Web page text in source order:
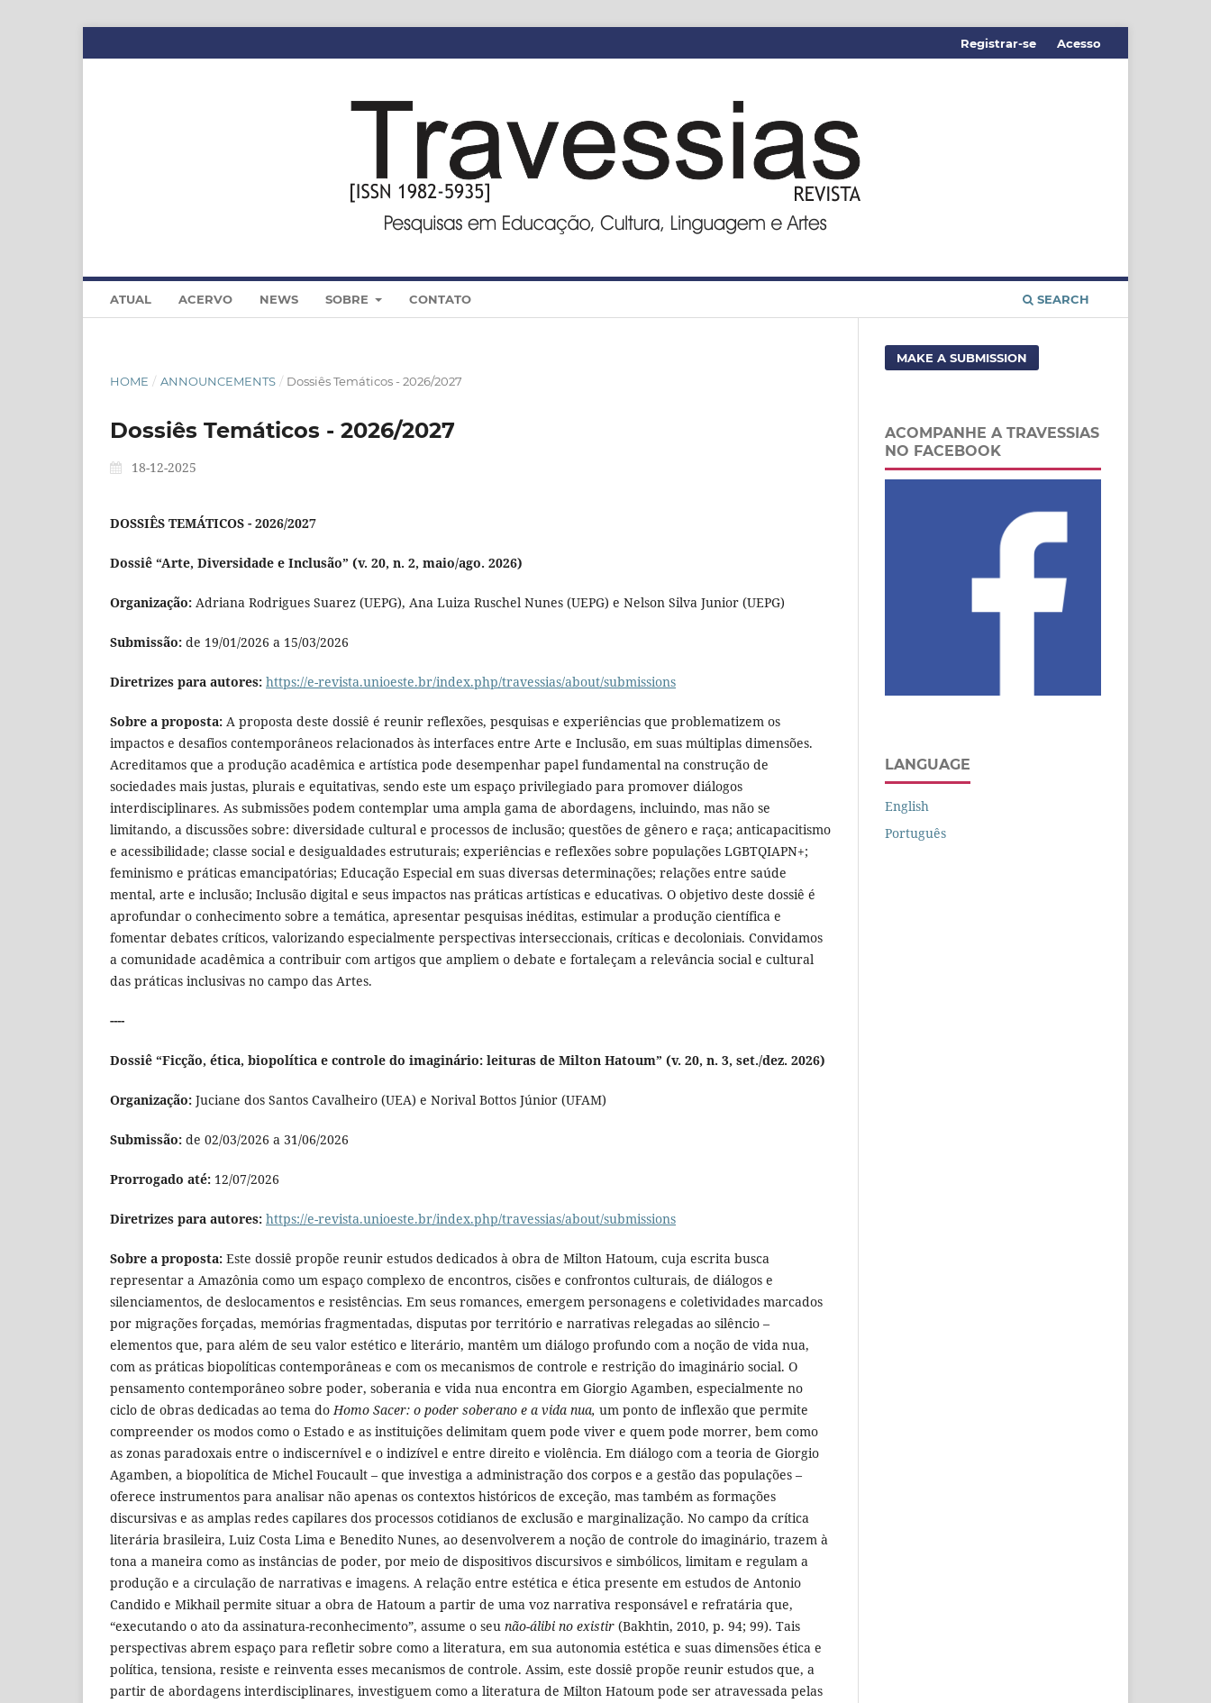
ATUAL ACERVO NEWS SOBRE CONTATO SEARCH
Registrar-se Acesso
HOME / ANNOUNCEMENTS / Dossiês Temáticos - 2026/2027
Dossiês Temáticos - 2026/2027
18-12-2025
DOSSIÊS TEMÁTICOS - 2026/2027
Dossiê “Arte, Diversidade e Inclusão” (v. 20, n. 2, maio/ago. 2026)
Organização: Adriana Rodrigues Suarez (UEPG), Ana Luiza Ruschel Nunes (UEPG) e Nelson Silva Junior (UEPG)
Submissão: de 19/01/2026 a 15/03/2026
Diretrizes para autores: https://e-revista.unioeste.br/index.php/travessias/about/submissions
Sobre a proposta: A proposta deste dossiê é reunir reflexões, pesquisas e experiências que problematizem os
impactos e desafios contemporâneos relacionados às interfaces entre Arte e Inclusão, em suas múltiplas dimensões.
Acreditamos que a produção acadêmica e artística pode desempenhar papel fundamental na construção de
sociedades mais justas, plurais e equitativas, sendo este um espaço privilegiado para promover diálogos
interdisciplinares. As submissões podem contemplar uma ampla gama de abordagens, incluindo, mas não se
limitando, a discussões sobre: diversidade cultural e processos de inclusão; questões de gênero e raça; anticapacitismo
e acessibilidade; classe social e desigualdades estruturais; experiências e reflexões sobre populações LGBTQIAPN+;
feminismo e práticas emancipatórias; Educação Especial em suas diversas determinações; relações entre saúde
mental, arte e inclusão; Inclusão digital e seus impactos nas práticas artísticas e educativas. O objetivo deste dossiê é
aprofundar o conhecimento sobre a temática, apresentar pesquisas inéditas, estimular a produção científica e
fomentar debates críticos, valorizando especialmente perspectivas interseccionais, críticas e decoloniais. Convidamos
a comunidade acadêmica a contribuir com artigos que ampliem o debate e fortaleçam a relevância social e cultural
das práticas inclusivas no campo das Artes.
----
Dossiê “Ficção, ética, biopolítica e controle do imaginário: leituras de Milton Hatoum” (v. 20, n. 3, set./dez. 2026)
Organização: Juciane dos Santos Cavalheiro (UEA) e Norival Bottos Júnior (UFAM)
Submissão: de 02/03/2026 a 31/06/2026
Prorrogado até: 12/07/2026
Diretrizes para autores: https://e-revista.unioeste.br/index.php/travessias/about/submissions
Sobre a proposta: Este dossiê propõe reunir estudos dedicados à obra de Milton Hatoum, cuja escrita busca
representar a Amazônia como um espaço complexo de encontros, cisões e confrontos culturais, de diálogos e
silenciamentos, de deslocamentos e resistências. Em seus romances, emergem personagens e coletividades marcados
por migrações forçadas, memórias fragmentadas, disputas por território e narrativas relegadas ao silêncio –
elementos que, para além de seu valor estético e literário, mantêm um diálogo profundo com a noção de vida nua,
com as práticas biopolíticas contemporâneas e com os mecanismos de controle e restrição do imaginário social. O
pensamento contemporâneo sobre poder, soberania e vida nua encontra em Giorgio Agamben, especialmente no
ciclo de obras dedicadas ao tema doHomo Sacer: o poder soberano e a vida nua, um ponto de inflexão que permite
compreender os modos como o Estado e as instituições delimitam quem pode viver e quem pode morrer, bem como
as zonas paradoxais entre o indiscernível e o indizível e entre direito e violência. Em diálogo com a teoria de Giorgio
Agamben, a biopolítica de Michel Foucault – que investiga a administração dos corpos e a gestão das populações –
oferece instrumentos para analisar não apenas os contextos históricos de exceção, mas também as formações
discursivas e as amplas redes capilares dos processos cotidianos de exclusão e marginalização. No campo da crítica
literária brasileira, Luiz Costa Lima e Benedito Nunes, ao desenvolverem a noção de controle do imaginário, trazem à
tona a maneira como as instâncias de poder, por meio de dispositivos discursivos e simbólicos, limitam e regulam a
produção e a circulação de narrativas e imagens. A relação entre estética e ética presente em estudos de Antonio
Candido e Mikhail permite situar a obra de Hatoum a partir de uma voz narrativa responsável e refratária que,
“executando o ato da assinatura-reconhecimento”, assume o seu não-álibi no existir (Bakhtin, 2010, p. 94; 99). Tais
perspectivas abrem espaço para refletir sobre como a literatura, em sua autonomia estética e suas dimensões ética e
política, tensiona, resiste e reinventa esses mecanismos de controle. Assim, este dossiê propõe reunir estudos que, a
partir de abordagens interdisciplinares, investiguem como a literatura de Milton Hatoum pode ser atravessada pelas
MAKE A SUBMISSION
ACOMPANHE A TRAVESSIAS
NO FACEBOOK
LANGUAGE
English
Português